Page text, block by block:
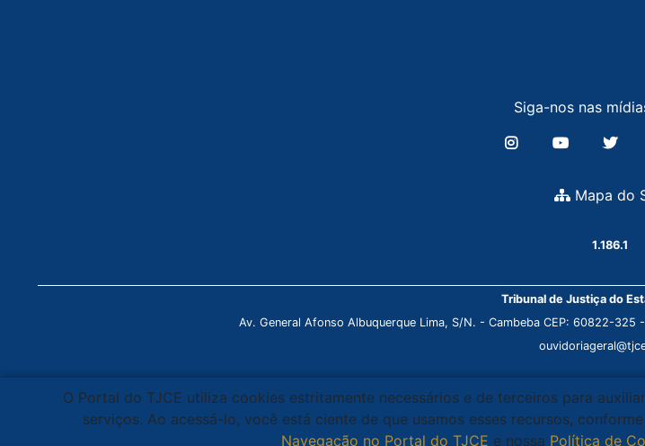
Siga-nos nas
Mapa do
1.186.1
Tribunal de Justiça do
Av. General Afonso Albuquerque Lima, S/N. - Cambeba CEP: 60822-
O Portal do TJCE utiliza cookies estritamente necessários e de terceiros para
serviços. Ao acessá-lo, você está ciente de que usamos esses recursos,
Navegação no Portal do TJCE e nossa Política de